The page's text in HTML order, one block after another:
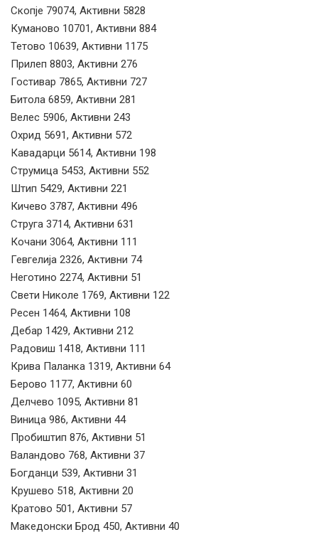
Скопје 79074, Активни 5828
Куманово 10701, Активни 884
Тетово 10639, Активни 1175
Прилеп 8803, Активни 276
Гостивар 7865, Активни 727
Битола 6859, Активни 281
Велес 5906, Активни 243
Охрид 5691, Активни 572
Кавадарци 5614, Активни 198
Струмица 5453, Активни 552
Штип 5429, Активни 221
Кичево 3787, Активни 496
Струга 3714, Активни 631
Кочани 3064, Активни 111
Гевгелија 2326, Активни 74
Неготино 2274, Активни 51
Свети Николе 1769, Активни 122
Ресен 1464, Активни 108
Дебар 1429, Активни 212
Радовиш 1418, Активни 111
Крива Паланка 1319, Активни 64
Берово 1177, Активни 60
Делчево 1095, Активни 81
Виница 986, Активни 44
Пробиштип 876, Активни 51
Валандово 768, Активни 37
Богданци 539, Активни 31
Крушево 518, Активни 20
Кратово 501, Активни 57
Македонски Брод 450, Активни 40